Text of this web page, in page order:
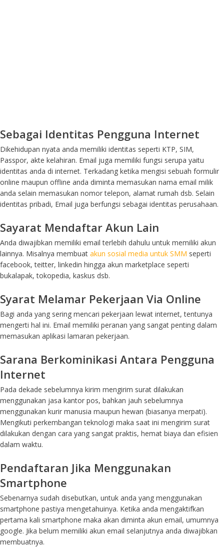
Sebagai Identitas Pengguna Internet
Dikehidupan nyata anda memiliki identitas seperti KTP, SIM,
Passpor, akte kelahiran. Email juga memiliki fungsi serupa yaitu
identitas anda di internet. Terkadang ketika mengisi sebuah formulir
online maupun offline anda diminta memasukan nama email milik
anda selain memasukan nomor telepon, alamat rumah dsb. Selain
identitas pribadi, Email juga berfungsi sebagai identitas perusahaan.
Sayarat Mendaftar Akun Lain
Anda diwajibkan memiliki email terlebih dahulu untuk memiliki akun
lainnya. Misalnya membuat akun sosial media untuk SMM seperti
facebook, teitter, linkedin hingga akun marketplace seperti
bukalapak, tokopedia, kaskus dsb.
Syarat Melamar Pekerjaan Via Online
Bagi anda yang sering mencari pekerjaan lewat internet, tentunya
mengerti hal ini. Email memiliki peranan yang sangat penting dalam
memasukan aplikasi lamaran pekerjaan.
Sarana Berkominikasi Antara Pengguna
Internet
Pada dekade sebelumnya kirim mengirim surat dilakukan
menggunakan jasa kantor pos, bahkan jauh sebelumnya
menggunakan kurir manusia maupun hewan (biasanya merpati).
Mengikuti perkembangan teknologi maka saat ini mengirim surat
dilakukan dengan cara yang sangat praktis, hemat biaya dan efisien
dalam waktu.
Pendaftaran Jika Menggunakan
Smartphone
Sebenarnya sudah disebutkan, untuk anda yang menggunakan
smartphone pastiya mengetahuinya. Ketika anda mengaktifkan
pertama kali smartphone maka akan diminta akun email, umumnya
google. Jika belum memiliki akun email selanjutnya anda diwajibkan
membuatnya.